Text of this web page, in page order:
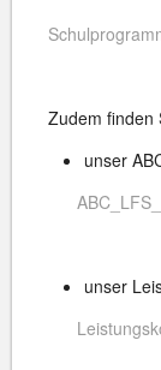
Zudem finden
unser
unser